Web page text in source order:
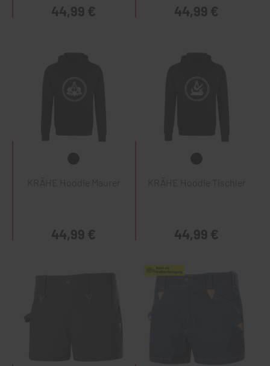
44,99 € 44,99 €
KRÄHE Hoodie Maurer
44,99 €
KRÄHE Hoodie Tischler
44,99 €